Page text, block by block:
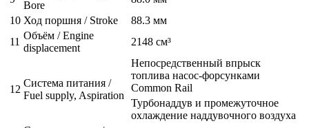
Bore
10 Ход поршня / Stroke
88.3 мм
11
Объём / Engine
displacement
2148 см³
12
Система питания /
Fuel supply, Aspiration
Непосредственный впрыск
топлива насос-форсунками
Common Rail
Турбонаддув и промежуточное
охлаждение наддувочного воздуха